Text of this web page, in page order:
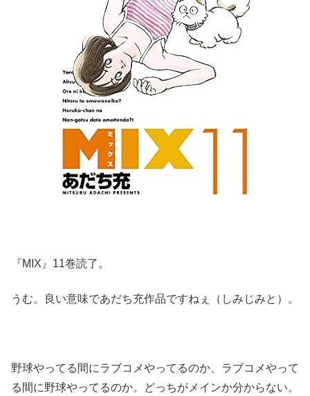
『MIX』11巻読了。
うむ。良い意味であだち充作品ですねぇ（しみじみと）。
野球やってる間にラブコメやってるのか、ラブコメやって
る間に野球やってるのか。どっちがメインか分からない。